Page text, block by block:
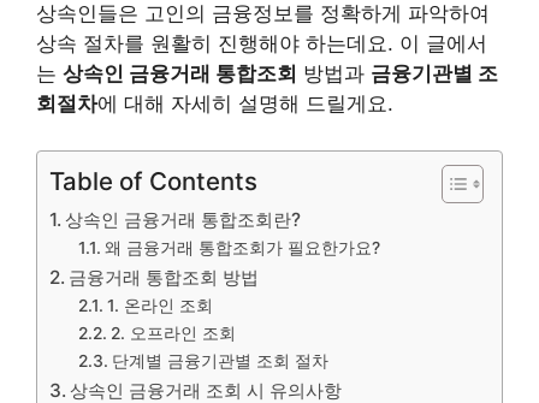
상속인들은 고인의 금융정보를 정확하게 파악하여
상속 절차를 원활히 진행해야 하는데요. 이 글에서
는 상속인 금융거래 통합조회 방법과 금융기관별 조
회절차에 대해 자세히 설명해 드릴게요.
Table of Contents
상속인 금융거래 통합조회란?
왜 금융거래 통합조회가 필요한가요?
금융거래 통합조회 방법
1. 온라인 조회
2. 오프라인 조회
단계별 금융기관별 조회 절차
상속인 금융거래 조회 시 유의사항